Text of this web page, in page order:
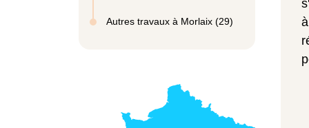
Autres travaux à Morlaix (29)